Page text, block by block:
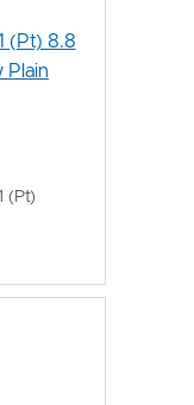
(Pt) 8.8
Plain
(Pt)